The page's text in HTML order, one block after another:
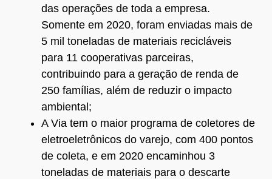
das operações de toda a empresa.
Somente em 2020, foram enviadas mais de
5 mil toneladas de materiais recicláveis
para 11 cooperativas parceiras,
contribuindo para a geração de renda de
250 famílias, além de reduzir o impacto
ambiental;
A Via tem o maior programa de coletores de
eletroeletrônicos do varejo, com 400 pontos
de coleta, e em 2020 encaminhou 3
toneladas de materiais para o descarte